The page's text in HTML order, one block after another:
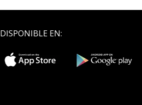
DISPONIBLE EN: